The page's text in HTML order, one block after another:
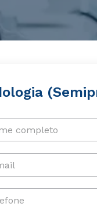
completo